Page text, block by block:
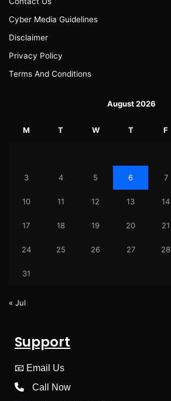
Cyber Media Guidelines
Disclaimer
Privacy Policy
Terms And Conditions
August 2026
M T W T F
3 4 5 6 7
10 11 12 13 14
17 18 19 20 21
24 25 26 27 28
31
« Jul
Support
📧 Email Us
Call Now